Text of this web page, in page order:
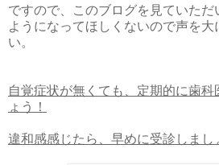
ですので、このブログを見ていた
ようになってほしくないので声を大
い。
自覚症状が無くても、定期的に歯科
ょう！
違和感感じたら、早めに受診しまし